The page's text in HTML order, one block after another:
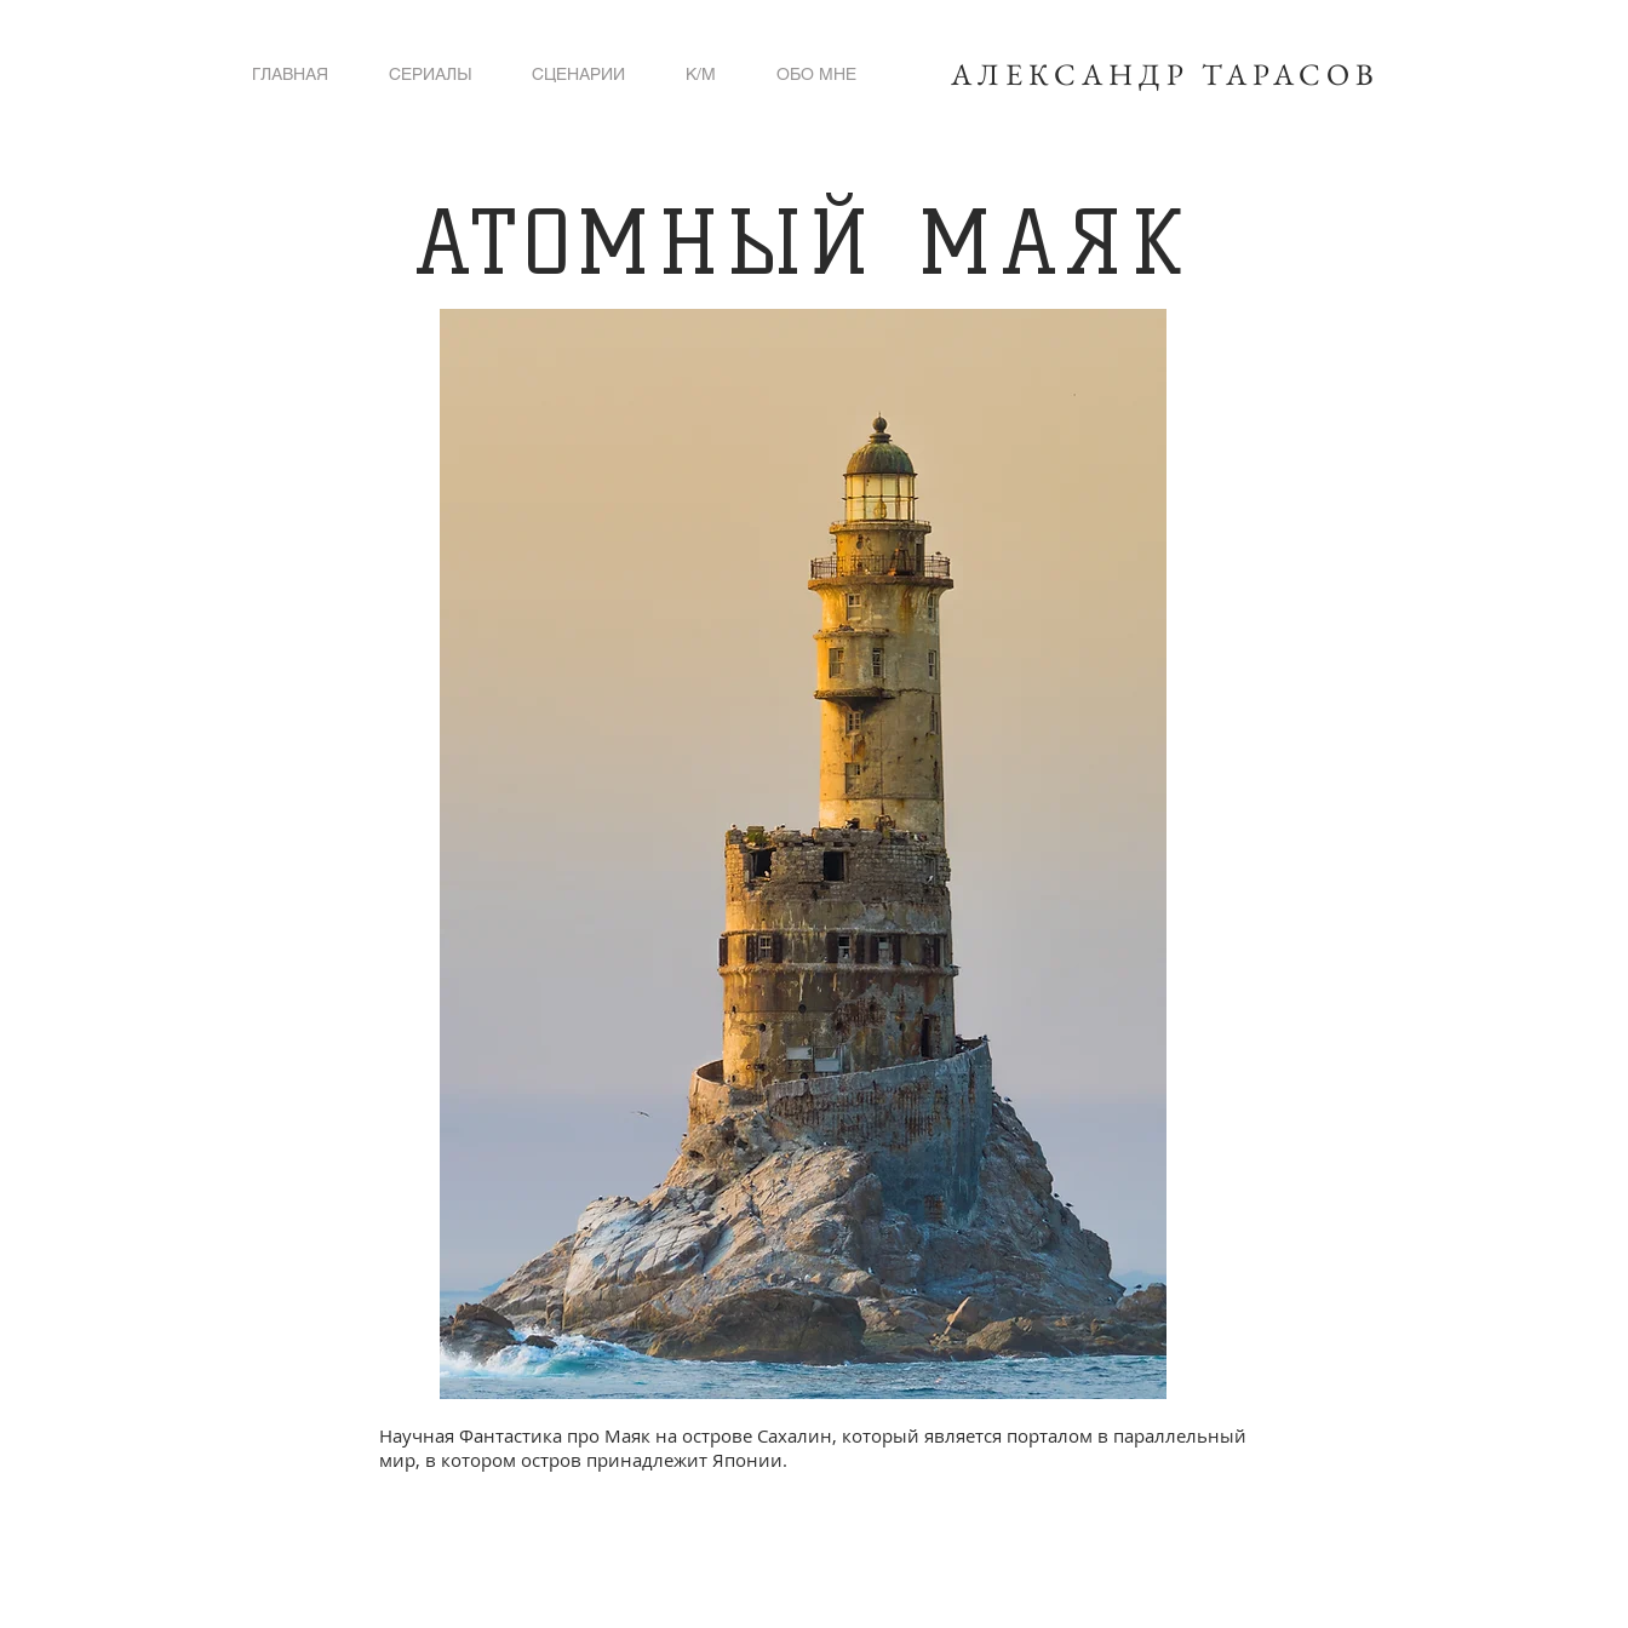
АЛЕКСАНДР ТАРАСОВ
ГЛАВНАЯ СЕРИАЛЫ СЦЕНАРИИ К/М ОБО МНЕ
АТОМНЫЙ МАЯК
Научная Фантастика про Маяк на острове Сахалин, который является порталом в параллельный
мир, в котором остров принадлежит Японии.